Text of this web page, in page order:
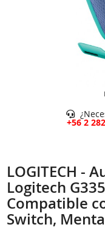
+56 2
LOGITECH -
Logitech
Compatible
Switch,